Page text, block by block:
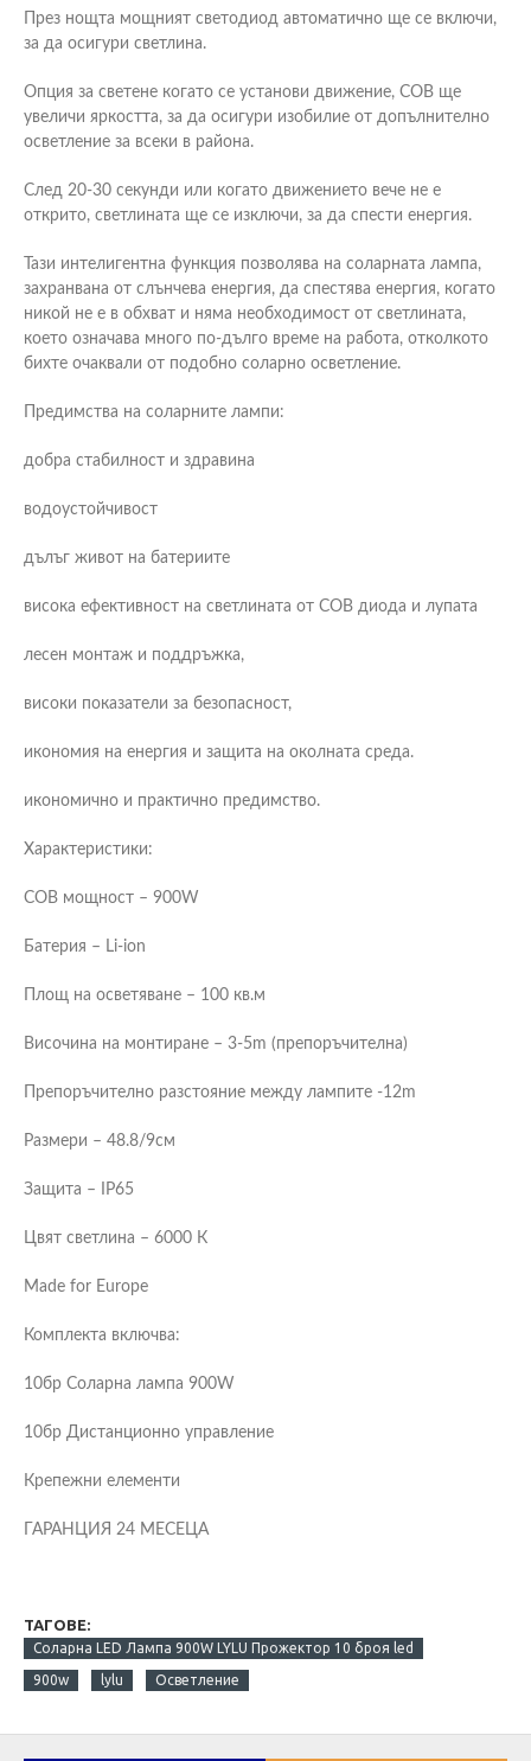
През нощта мощният светодиод автоматично ще се включи,
за да осигури светлина.
Опция за светене когато се установи движение, COB ще
увеличи яркостта, за да осигури изобилие от допълнително
осветление за всеки в района.
След 20-30 секунди или когато движението вече не е
открито, светлината ще се изключи, за да спести енергия.
Тази интелигентна функция позволява на соларната лампа,
захранвана от слънчева енергия, да спестява енергия, когато
никой не е в обхват и няма необходимост от светлината,
което означава много по-дълго време на работа, отколкото
бихте очаквали от подобно соларно осветление.
Предимства на соларните лампи:
добра стабилност и здравина
водоустойчивост
дълъг живот на батериите
висока ефективност на светлината от COB диода и лупата
лесен монтаж и поддръжка,
високи показатели за безопасност,
икономия на енергия и защита на околната среда.
икономично и практично предимство.
Характеристики:
COB мощност – 900W
Батерия – Li-ion
Площ на осветяване – 100 кв.м
Височина на монтиране – 3-5m (препоръчителна)
Препоръчително разстояние между лампите -12m
Размери – 48.8/9см
Защита – IP65
Цвят светлина – 6000 К
Made for Europe
Комплекта включва:
10бр Соларна лампа 900W
10бр Дистанционно управление
Крепежни елементи
ГАРАНЦИЯ 24 МЕСЕЦА
ТАГОВЕ:
Соларна LED Лампа 900W LYLU Прожектор 10 броя led
900w lylu Осветление